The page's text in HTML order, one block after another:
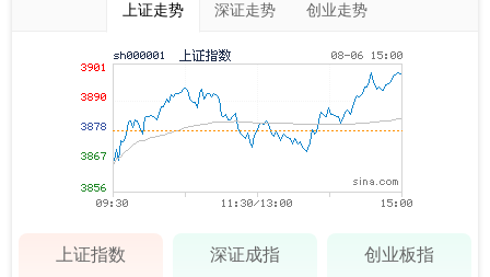
上证走势 深证走势 创业走势
上证指数 深证成指 创业板指